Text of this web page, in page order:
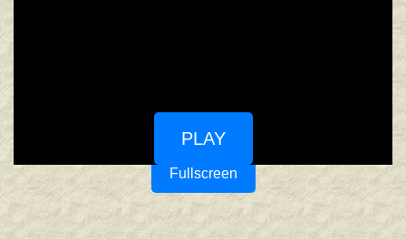
PLAY
Fullscreen